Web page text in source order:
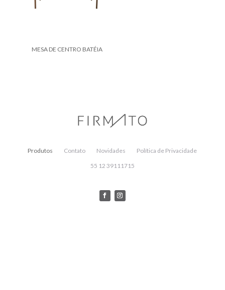
MESA DE CENTRO BATÉIA
Produtos Contato Novidades
Política de Privacidade
55 12 39111715